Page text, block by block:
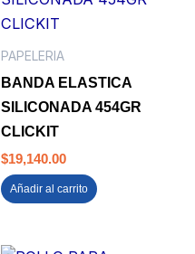
PAPELERIA
BANDA ELASTICA
SILICONADA 454GR
CLICKIT
$19,140.00
Añadir al carrito